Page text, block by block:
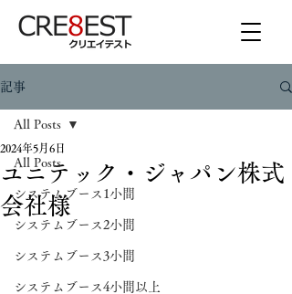
記事
All Posts
システムブース1小間
システムブース2小間
システムブース3小間
システムブース4小間以上
All Posts
ユニテック・ジャパン株式
会社様
2024年5月6日